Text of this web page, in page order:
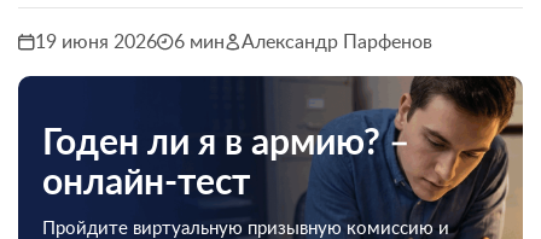
19 июня 2026 6 мин Александр Парфенов
Годен ли я в армию? –
онлайн-тест
Пройдите виртуальную призывную комиссию и